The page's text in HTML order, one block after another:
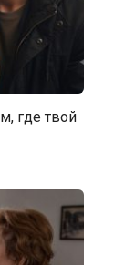
где твой